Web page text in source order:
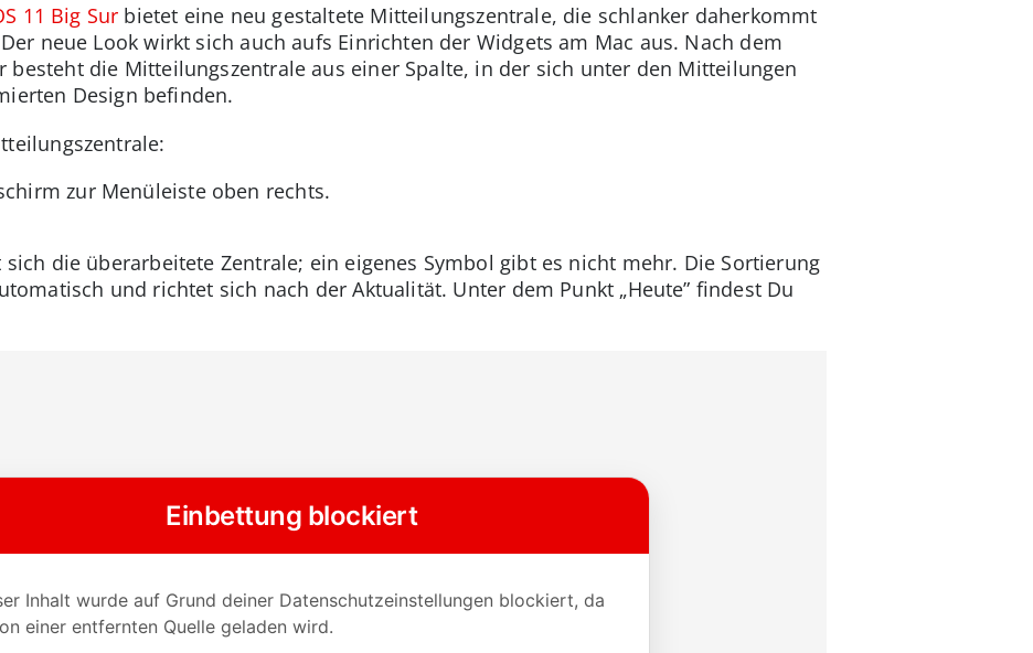
11 Big Sur bietet eine neu gestaltete Mitteilungszentrale, die schlanker daherkommt
neue Look wirkt sich auch aufs Einrichten der Widgets am Mac aus. Nach dem
besteht die Mitteilungszentrale aus einer Spalte, in der sich unter den Mitteilungen
Design befinden.
zur Menüleiste oben rechts.
die überarbeitete Zentrale; ein eigenes Symbol gibt es nicht mehr. Die Sortierung
und richtet sich nach der Aktualität. Unter dem Punkt „Heute” findest Du